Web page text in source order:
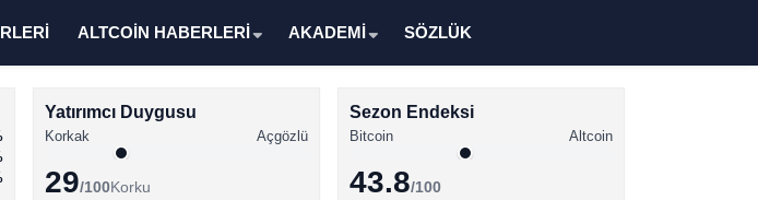
ALTCOİN HABERLERİ AKADEMİ SÖZLÜK
Yatırımcı Duygusu
Korkak Açgözlü
29/100Korku
Sezon Endeksi
Bitcoin Altcoin
43.8/100